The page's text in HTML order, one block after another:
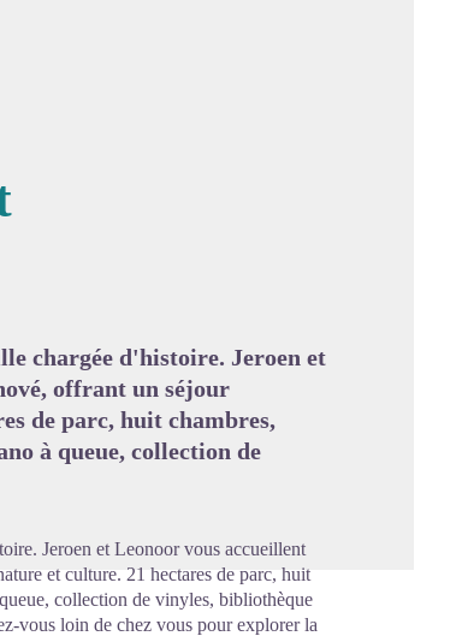
chargée d'histoire. Jeroen et
offrant un séjour
de parc, huit chambres,
à queue, collection de
Jeroen et Leonoor vous accueillent
et culture. 21 hectares de parc, huit
collection de vinyles, bibliothèque
vous loin de chez vous pour explorer la